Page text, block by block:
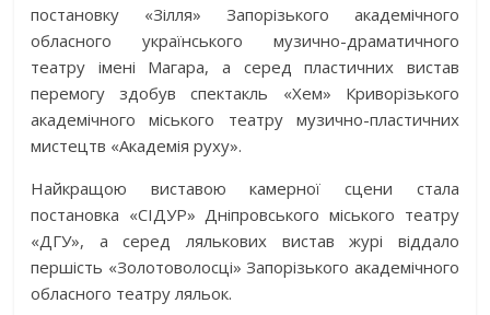
постановку «Зілля» Запорізького академічного
обласного українського музично-драматичного
театру імені Магара, а серед пластичних вистав
перемогу здобув спектакль «Хем» Криворізького
академічного міського театру музично-пластичних
мистецтв «Академія руху».
Найкращою виставою камерної сцени стала
постановка «СІДУР» Дніпровського міського театру
«ДГУ», а серед лялькових вистав журі віддало
першість «Золотоволосці» Запорізького академічного
обласного театру ляльок.